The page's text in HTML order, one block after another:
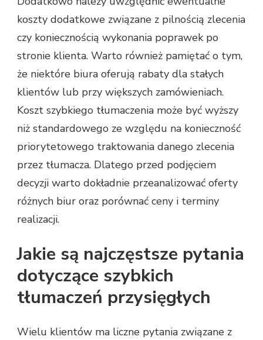
koszty dodatkowe związane z pilnością zlecenia
czy koniecznością wykonania poprawek po
stronie klienta. Warto również pamiętać o tym,
że niektóre biura oferują rabaty dla stałych
klientów lub przy większych zamówieniach.
Koszt szybkiego tłumaczenia może być wyższy
niż standardowego ze względu na konieczność
priorytetowego traktowania danego zlecenia
przez tłumacza. Dlatego przed podjęciem
decyzji warto dokładnie przeanalizować oferty
różnych biur oraz porównać ceny i terminy
realizacji.
Jakie są najczęstsze pytania
dotyczące szybkich
tłumaczeń przysięgłych
Wielu klientów ma liczne pytania związane z